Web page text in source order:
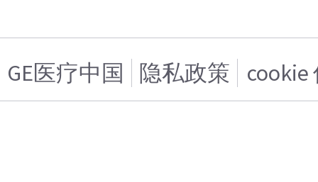
GE医疗中国 隐私政策 cookie